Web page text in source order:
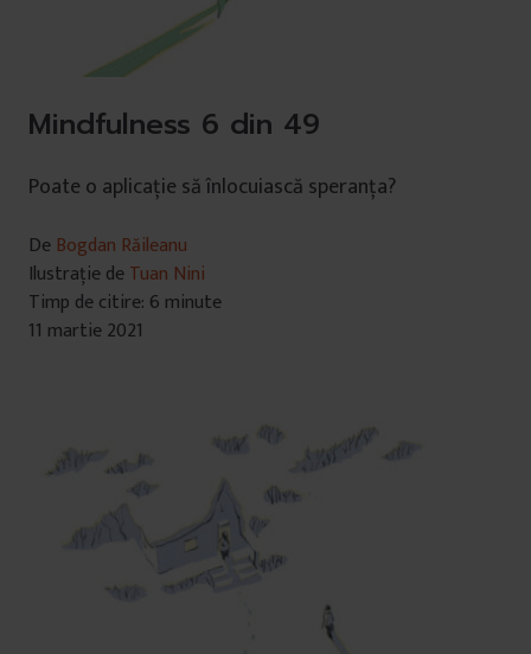
Mindfulness 6 din 49
Poate o aplicație să înlocuiască speranța?
De Bogdan Răileanu
Ilustrație deTuan Nini
Timp de citire: 6 minute
11 martie 2021